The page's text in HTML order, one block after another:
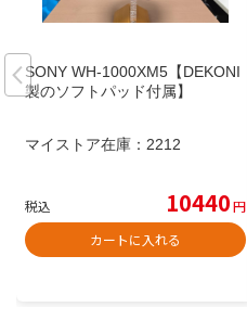
SONY WH-1000XM5【DEKONI
製のソフトパッド付属】
マイストア在庫： 2212
税込 10440円
カートに入れる